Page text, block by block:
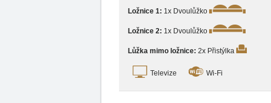
Ložnice 1: 1x Dvoulůžko
Ložnice 2: 1x Dvoulůžko
Lůžka mimo ložnice: 2x Přistýlka
Televize Wi-Fi